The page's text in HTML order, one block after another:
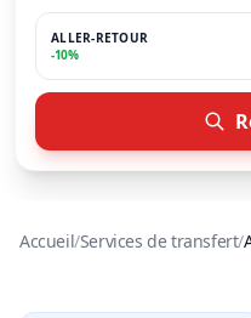
ALLER-RETOUR
-10%
Accueil/Services de transfert/